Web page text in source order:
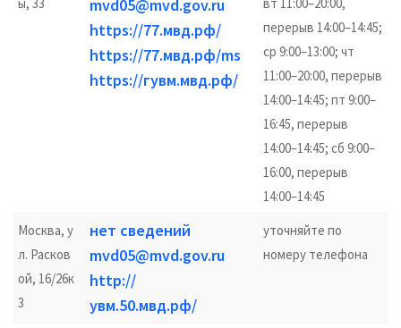
mvd05@mvd.gov.ru
https://77.мвд.рф/
https://77.мвд.рф/ms
https://гувм.мвд.рф/
перерыв 14:00–14:45;
ср 9:00–13:00; чт
11:00–20:00, перерыв
14:00–14:45; пт 9:00–
16:45, перерыв
14:00–14:45; сб 9:00–
16:00, перерыв
14:00–14:45
Москва, у
л. Расков
ой, 16/26к
3
нет сведений
mvd05@mvd.gov.ru
http://
увм.50.мвд.рф/
уточняйте по
номеру телефона